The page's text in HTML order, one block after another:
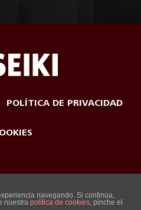
POLÍTICA DE PRIVACIDAD
navegando. Si continúa,
nuestra política de cookies, pinche el